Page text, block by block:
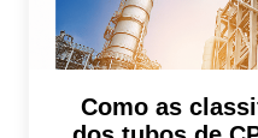
Como as